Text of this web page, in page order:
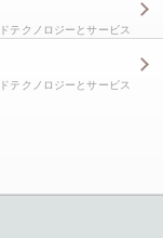
テクノロジーとサービス
テクノロジーとサービス